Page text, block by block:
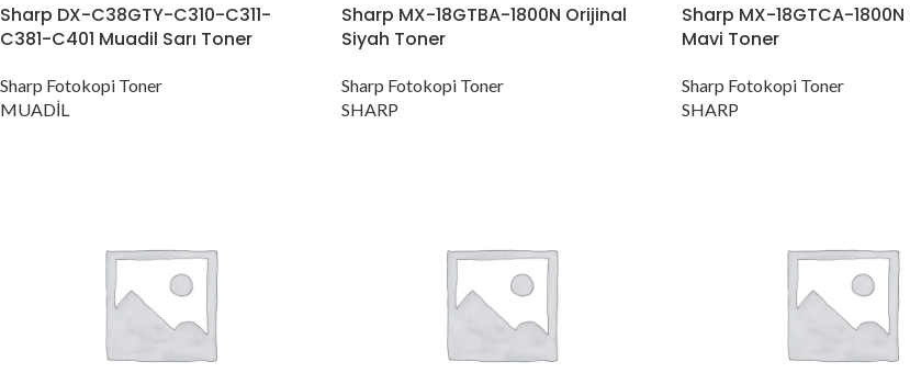
Sharp DX-C38GTY-C310-C311-
C381-C401 Muadil Sarı Toner
Sharp Fotokopi Toner
MUADİL
Sharp MX-18GTBA-1800N Orijinal
Siyah Toner
Sharp Fotokopi Toner
SHARP
Sharp MX-18GTCA-
Mavi Toner
Sharp Fotokopi Toner
SHARP